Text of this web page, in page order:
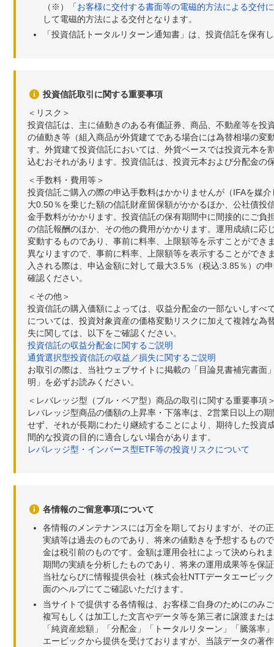
（※）「お客様に交付する書面等の電磁的方法による交付
して電磁的方法による交付となります。
「投資信託トータルリターン通知書」は、投資信託を保有
投資信託取引に関する重要事項
＜リスク＞
投資信託は、主に値動きのある有価証券、商品、不動産等を
の値動き等（組入商品が外貨建てである場合には為替相場の
す。外貨建て投資信託においては、外貨ベースでは投資元本
込むおそれがあります。投資信託は、投資元本および分配金の
＜手数料・費用等＞
投資信託ご購入の際の申込手数料はかかりませんが（IFAを媒
大0.50％を乗じた額の信託財産留保額がかかるほか、公社債
金手数料がかかります。投資信託の保有期間中に間接的にご
の信託報酬のほか、その他の費用がかかります。運用成績に
変動するものであり、事前に料率、上限額等を示すことがで
異なりますので、事前に料率、上限額等を表示することがで
入される際は、申込金額に対して最大3.5％（税込:3.85％）の
確認ください。
＜その他＞
投資信託の購入価額によっては、収益分配金の一部ないしす
については、投資対象資産の価格変動リスクに加えて複雑な
失に関しては、以下をご確認ください。
投資信託の収益分配金に関するご説明
通貨選択型投資信託の収益／損失に関するご説明
お取引の際は、当社ウェブサイトに掲載の「目論見書補完書
明」を必ずお読みください。
＜レバレッジ型（ブル・ベア型）商品の取引に関する重要事項
レバレッジ型商品の価額の上昇率・下落率は、2営業日以上の
せず、それが長期にわたり継続することにより、期待した投
間的な投資の目的に適合しない場合があります。
レバレッジ型・インバース型ETF等の投資リスクについて
各情報のご留意事項について
各情報のメンテナンスには万全を期しておりますが、その
実績等は過去のものであり、将来の値動きを予想するもの
金は税引前のものです。金額は運用会社によって決められ
期間の実績を分析したものであり、将来の運用成果等を保
当社ならびに情報提供会社（株式会社NTTデータエービッ
面のヘルプにてご確認いただけます。
当サイトで提供する各情報は、お客様ご自身のためにのみ
複写もしくは加工した文言やデータ等を第三者に譲渡また
「純資産総額」「分配金」「トータルリターン」「騰落
エービックから提供を受けておりますが、当該データの著